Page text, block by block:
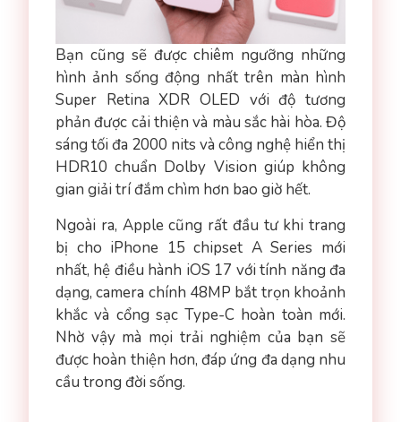
Bạn cũng sẽ được chiêm ngưỡng những
hình ảnh sống động nhất trên màn hình
Super Retina XDR OLED với độ tương
phản được cải thiện và màu sắc hài hòa. Độ
sáng tối đa 2000 nits và công nghệ hiển thị
HDR10 chuẩn Dolby Vision giúp không
gian giải trí đắm chìm hơn bao giờ hết.
Ngoài ra, Apple cũng rất đầu tư khi trang
bị cho iPhone 15 chipset A Series mới
nhất, hệ điều hành iOS 17 với tính năng đa
dạng, camera chính 48MP bắt trọn khoảnh
khắc và cổng sạc Type-C hoàn toàn mới.
Nhờ vậy mà mọi trải nghiệm của bạn sẽ
được hoàn thiện hơn, đáp ứng đa dạng nhu
cầu trong đời sống.